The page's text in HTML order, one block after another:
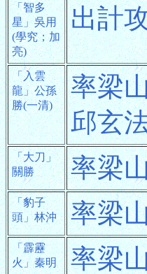
「智多
星」吳用
(學究；加
亮)
出計
「入雲
龍」公孫
勝(一清)
率梁
邱玄
「大刀」
關勝
率梁
「豹子
頭」林沖
率梁
「霹靂
火」秦明
率梁